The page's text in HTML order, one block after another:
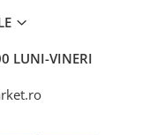
LUNI-VINERI